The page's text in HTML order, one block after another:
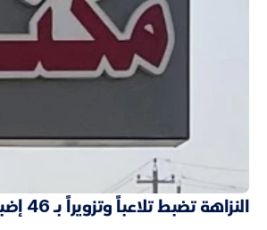
النزاهة تضبط تلاعباً وتزويراً بـ 46 إضبارة في دائرة الحماية الاجتماعية بالأنبار